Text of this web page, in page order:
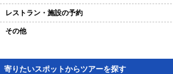
レストラン・施設の予約
その他
寄りたいスポットからツアーを探す